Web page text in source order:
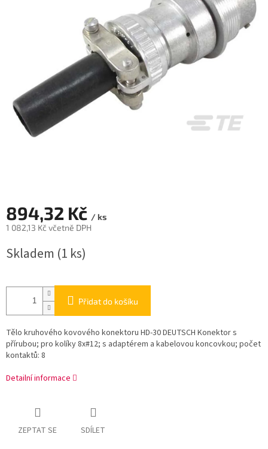
894,32 Kč / ks
1 082,13 Kč včetně DPH
cena:
Skladem (1 ks)
Přidat do košíku
Tělo kruhového kovového konektoru HD-30 DEUTSCH Konektor s
přírubou; pro kolíky 8x#12; s adaptérem a kabelovou koncovkou; počet
kontaktů: 8
Detailní informace
ZEPTAT SE SDÍLET